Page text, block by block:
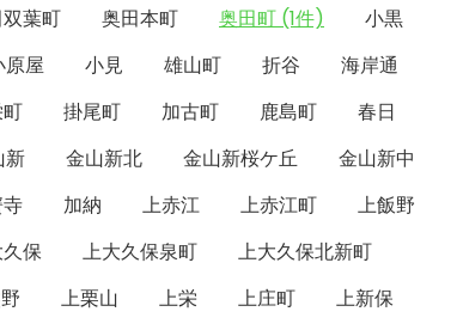
葉町 奥田本町 奥田町 (1件)
小黒
原屋 小見 雄山町 折谷
海岸通
掛尾町 加古町 鹿島町
春日
新 金山新北 金山新桜ケ丘
金山新中
加納 上赤江 上赤江町
上飯野
保 上大久保泉町
上大久保北新町
上栗山 上栄 上庄町
上新保